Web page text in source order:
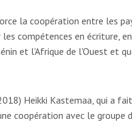
la coopération entre les
compétences en écriture,
et l'Afrique de l'Ouest et
Heikki Kastemaa, qui a
coopération avec le